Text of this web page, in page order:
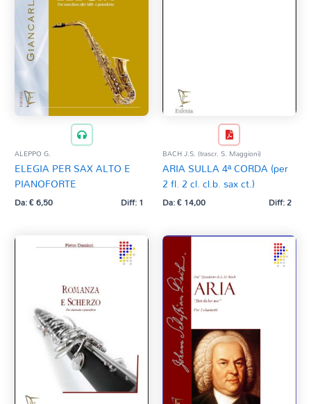
ALEPPO G.
ELEGIA PER SAX ALTO E
PIANOFORTE
Da:€6,50 Diff: 1
BACH J.S. (trascr. S. Maggioni)
ARIA SULLA 4ª CORDA (per
2 fl. 2 cl. cl.b. sax ct.)
Da:€14,00 Diff: 2